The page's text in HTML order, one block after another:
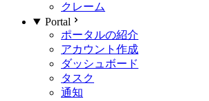
クレーム
Portal
ポータルの紹介
アカウント作成
ダッシュボード
タスク
通知